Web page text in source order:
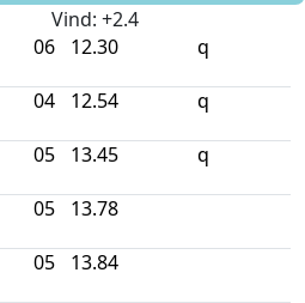
Vind: +2.4
06 12.30 q
04 12.54 q
05 13.45 q
05 13.78
05 13.84